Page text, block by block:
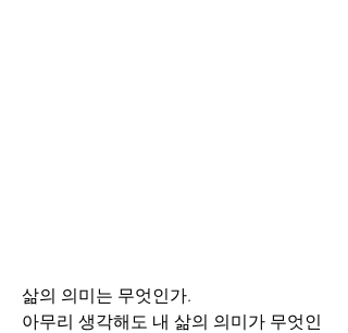
삶의 의미는 무엇인가.
아무리 생각해도 내 삶의 의미가 무엇인